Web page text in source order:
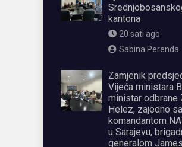
kantona
20 sati ago
Sabina Perenda
Zamjenik
Vijeća ministara
ministar odbrane
Helez, zajedno sa
komandantom
u Sarajevu,
generalom